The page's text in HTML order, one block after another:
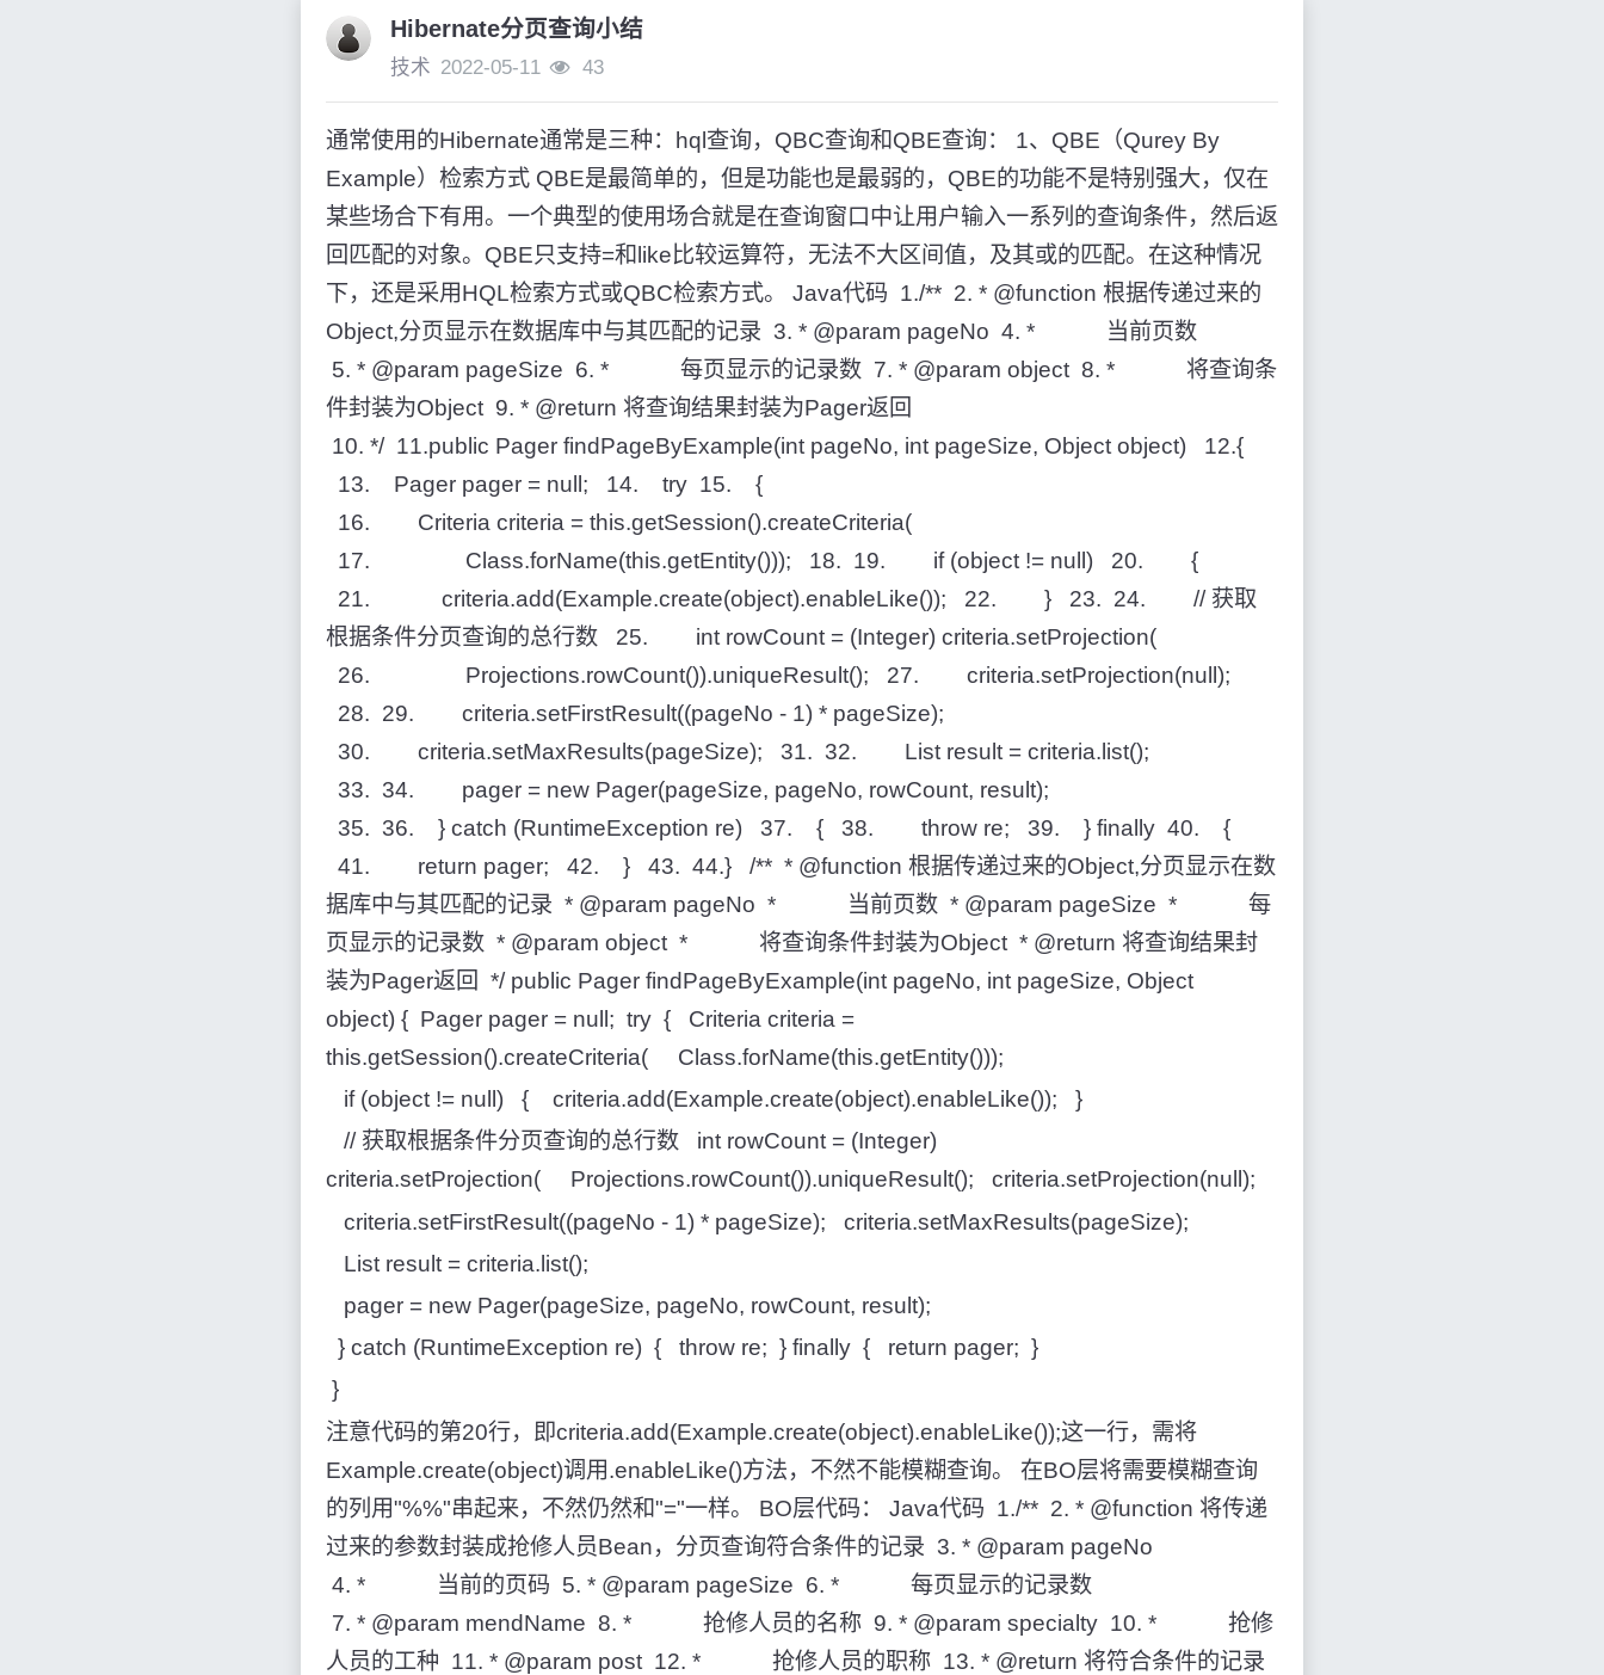
Hibernate分页查询小结
技术 2022-05-11 43
通常使用的Hibernate通常是三种：hql查询，QBC查询和QBE查询： 1、QBE（Qurey By
Example）检索方式 QBE是最简单的，但是功能也是最弱的，QBE的功能不是特别强大，仅在
某些场合下有用。一个典型的使用场合就是在查询窗口中让用户输入一系列的查询条件，然后返
回匹配的对象。QBE只支持=和like比较运算符，无法不大区间值，及其或的匹配。在这种情况
下，还是采用HQL检索方式或QBC检索方式。 Java代码 1./** 2. * @function 根据传递过来的
Object,分页显示在数据库中与其匹配的记录 3. * @param pageNo 4. * 当前页数
5. * @param pageSize 6. * 每页显示的记录数 7. * @param object 8. * 将查询条
件封装为Object 9. * @return 将查询结果封装为Pager返回
10. */ 11.public Pager findPageByExample(int pageNo, int pageSize, Object object) 12.{
13. Pager pager = null; 14. try 15. {
16. Criteria criteria = this.getSession().createCriteria(
17. Class.forName(this.getEntity())); 18. 19. if (object != null) 20. {
21. criteria.add(Example.create(object).enableLike()); 22. } 23. 24. // 获取
根据条件分页查询的总行数 25. int rowCount = (Integer) criteria.setProjection(
26. Projections.rowCount()).uniqueResult(); 27. criteria.setProjection(null);
28. 29. criteria.setFirstResult((pageNo - 1) * pageSize);
30. criteria.setMaxResults(pageSize); 31. 32. List result = criteria.list();
33. 34. pager = new Pager(pageSize, pageNo, rowCount, result);
35. 36. } catch (RuntimeException re) 37. { 38. throw re; 39. } finally 40. {
41. return pager; 42. } 43. 44.} /** * @function 根据传递过来的Object,分页显示在数
据库中与其匹配的记录 * @param pageNo * 当前页数 * @param pageSize * 每
页显示的记录数 * @param object * 将查询条件封装为Object * @return 将查询结果封
装为Pager返回 */ public Pager findPageByExample(int pageNo, int pageSize, Object
object) { Pager pager = null; try { Criteria criteria =
this.getSession().createCriteria( Class.forName(this.getEntity()));
if (object != null) { criteria.add(Example.create(object).enableLike()); }
// 获取根据条件分页查询的总行数 int rowCount = (Integer)
criteria.setProjection( Projections.rowCount()).uniqueResult(); criteria.setProjection(null);
criteria.setFirstResult((pageNo - 1) * pageSize); criteria.setMaxResults(pageSize);
List result = criteria.list();
pager = new Pager(pageSize, pageNo, rowCount, result);
} catch (RuntimeException re) { throw re; } finally { return pager; }
}
注意代码的第20行，即criteria.add(Example.create(object).enableLike());这一行，需将
Example.create(object)调用.enableLike()方法，不然不能模糊查询。 在BO层将需要模糊查询
的列用"%%"串起来，不然仍然和"="一样。 BO层代码： Java代码 1./** 2. * @function 将传递
过来的参数封装成抢修人员Bean，分页查询符合条件的记录 3. * @param pageNo
4. * 当前的页码 5. * @param pageSize 6. * 每页显示的记录数
7. * @param mendName 8. * 抢修人员的名称 9. * @param specialty 10. * 抢修
人员的工种 11. * @param post 12. * 抢修人员的职称 13. * @return 将符合条件的记录